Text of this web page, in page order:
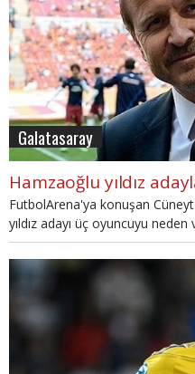
Galatasaray
Hamzaoğlu yıldız
FutbolArena'ya konuşan
yıldız adayı üç oyuncuyu neden